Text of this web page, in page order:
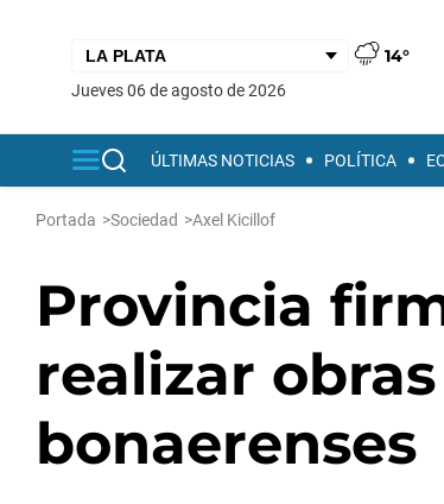
14°
jueves 06 de agosto de 2026
ÚLTIMAS NOTICIAS POLÍTICA
Portada >Sociedad >Axel Kicillof
Provincia
realizar
bonaerenses